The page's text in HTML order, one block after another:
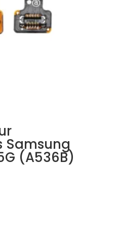
Samsung
(A536B)